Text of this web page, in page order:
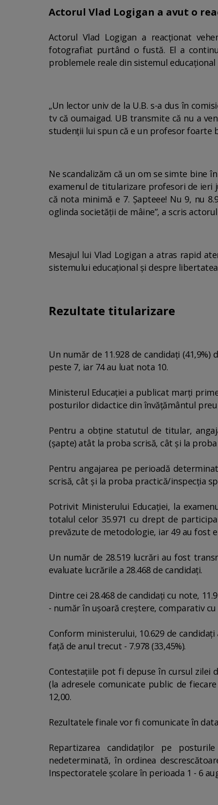
Actorul Vlad Logigan a avut o
Actorul Vlad Logigan a reacționat
fotografiat purtând o fustă. El a
problemele reale din sistemul
„Un lector univ de la U.B. s-a dus în
tv că oumaigad. UB transmite că nu a
studenții lui spun că e un profesor foarte
Ne scandalizăm că un om se simte bine
examenul de titularizare profesori de
că nota minimă e 7. Șapteee! Nu 9, nu
oglinda societății de mâine”, a scris
Mesajul lui Vlad Logigan a atras rapid
sistemului educațional și despre
Rezultate titularizare
Un număr de 11.928 de candidaţi
peste 7, iar 74 au luat nota 10.
Ministerul Educaţiei a publicat marţi
posturilor didactice din învăţământul
Pentru a obţine statutul de titular,
(şapte) atât la proba scrisă, cât şi la
Pentru angajarea pe perioadă
scrisă, cât şi la proba practică/inspecţia
Potrivit Ministerului Educaţiei, la
totalul celor 35.971 cu drept de
prevăzute de metodologie, iar 49 au fost
Un număr de 28.519 lucrări au fost
evaluate lucrările a 28.468 de candidaţi.
Dintre cei 28.468 de candidaţi cu note,
- număr în uşoară creştere, comparativ
Conform ministerului, 10.629 de
faţă de anul trecut - 7.978 (33,45%).
Contestaţiile pot fi depuse în cursul zilei
(la adresele comunicate public de
12,00.
Rezultatele finale vor fi comunicate în
Repartizarea candidaţilor pe
nedeterminată, în ordinea
Inspectoratele şcolare în perioada 1 - 6